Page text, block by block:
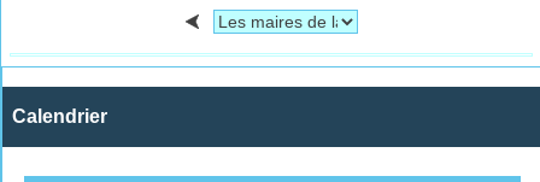
Calendrier